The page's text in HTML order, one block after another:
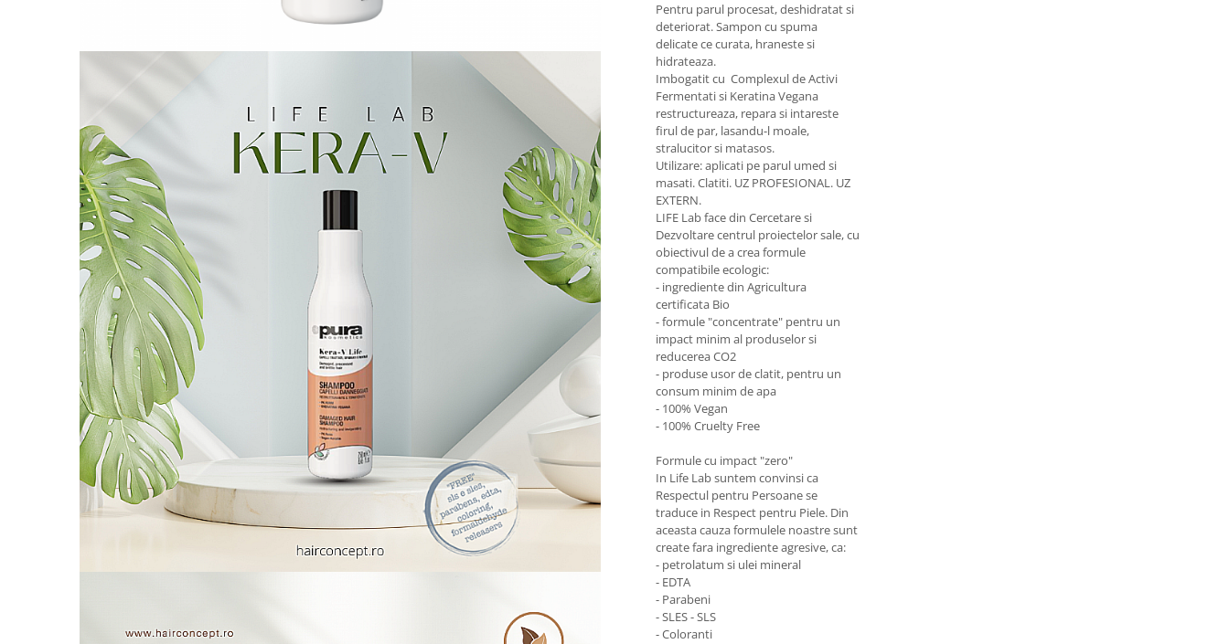
Pentru parul procesat, deshidratat si
deteriorat. Sampon cu spuma
delicate ce curata, hraneste si
hidrateaza.
Imbogatit cu Complexul de Activi
Fermentati si Keratina Vegana
restructureaza, repara si intareste
firul de par, lasandu-l moale,
stralucitor si matasos.
Utilizare: aplicati pe parul umed si
masati. Clatiti. UZ PROFESIONAL. UZ
EXTERN.
LIFE Lab face din Cercetare si
Dezvoltare centrul proiectelor sale, cu
obiectivul de a crea formule
compatibile ecologic:
- ingrediente din Agricultura
certificata Bio
- formule "concentrate" pentru un
impact minim al produselor si
reducerea CO2
- produse usor de clatit, pentru un
consum minim de apa
- 100% Vegan
- 100% Cruelty Free
Formule cu impact "zero"
In Life Lab suntem convinsi ca
Respectul pentru Persoane se
traduce in Respect pentru Piele. Din
aceasta cauza formulele noastre sunt
create fara ingrediente agresive, ca:
- petrolatum si ulei mineral
- EDTA
- Parabeni
- SLES - SLS
- Coloranti